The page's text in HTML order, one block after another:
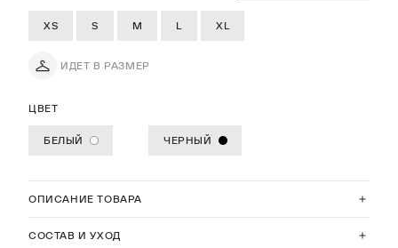
ОПИСАНИЕ ТОВАРА
СОСТАВ И УХОД
XS S M L XL
ИДЕТ В РАЗМЕР
ЦВЕТ
БЕЛЫЙ ЧЕРНЫЙ